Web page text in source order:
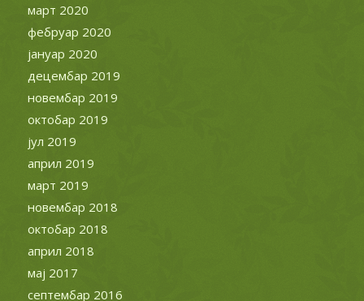
март 2020
фебруар 2020
јануар 2020
децембар 2019
новембар 2019
октобар 2019
јул 2019
април 2019
март 2019
новембар 2018
октобар 2018
април 2018
мај 2017
септембар 2016